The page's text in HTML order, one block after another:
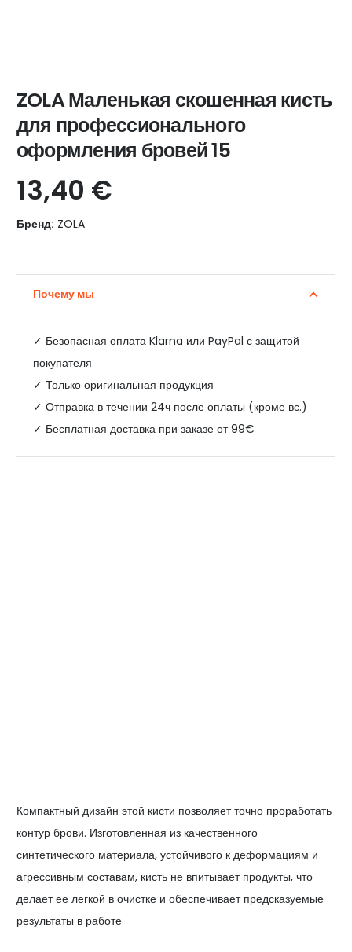
ZOLA Маленькая скошенная кисть
для профессионального
оформления бровей 15
13,40 €
Бренд: ZOLA
Почему мы
✓ Безопасная оплата Klarna или PayPal с защитой
покупателя
✓ Только оригинальная продукция
✓ Отправка в течении 24ч после оплаты (кроме вс.)
✓ Бесплатная доставка при заказе от 99€
Компактный дизайн этой кисти позволяет точно проработать
контур брови. Изготовленная из качественного
синтетического материала, устойчивого к деформациям и
агрессивным составам, кисть не впитывает продукты, что
делает ее легкой в очистке и обеспечивает предсказуемые
результаты в работе